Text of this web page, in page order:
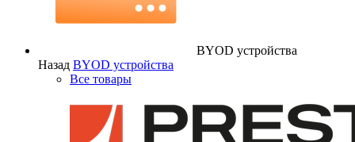
BYOD устройства
Назад BYOD устройства
Все товары